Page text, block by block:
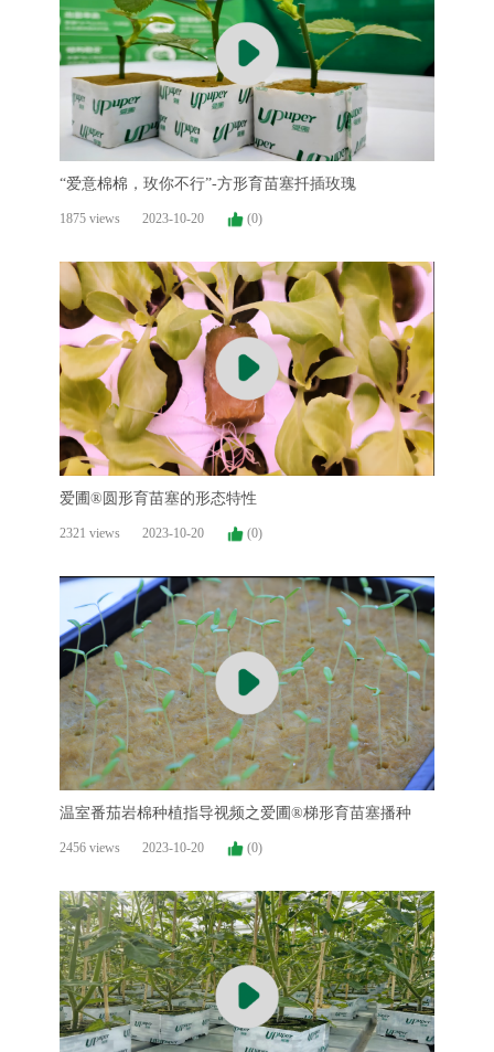
“爱意棉棉，玫你不行”-方形育苗塞扦插玫瑰
1875 views 2023-10-20 (0)
爱圃®圆形育苗塞的形态特性
2321 views 2023-10-20 (0)
温室番茄岩棉种植指导视频之爱圃®梯形育苗塞播种
2456 views 2023-10-20 (0)